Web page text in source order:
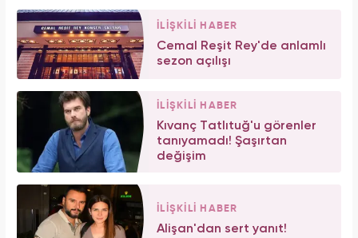
İLİŞKİLİ HABER
Cemal Reşit Rey'de anlamlı
sezon açılışı
İLİŞKİLİ HABER
Kıvanç Tatlıtuğ'u görenler
tanıyamadı! Şaşırtan
değişim
İLİŞKİLİ HABER
Alişan'dan sert yanıt!